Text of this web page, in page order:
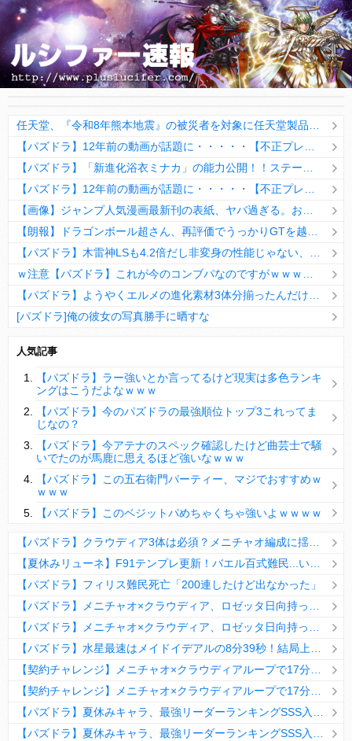
[パズドラ]俺の彼女の写真勝手に晒すな
【パズドラ】陣とか覚醒大小の方がええやろか？
ＤｅＮＡ山崎憲晴 左膝靭帯の手術を無事に終了
Powered by livedoor 相互RSS
人気記事
【パズドラ】ラー強いとか言ってるけど現実は多色ランキ
ングはこうだよなｗｗｗ
【パズドラ】今のパズドラの最強順位トップ3これってま
じなの？
【パズドラ】今アテナのスペック確認したけど曲芸士で騒
いでたのが馬鹿に思えるほど強いなｗｗｗ
【パズドラ】この五右衛門パーティー、マジでおすすめｗ
ｗｗｗ
【パズドラ】このベジットパめちゃくちゃ強いよｗｗｗｗ
【パズドラ】フィリス難民死亡「200連したけど出なかった」